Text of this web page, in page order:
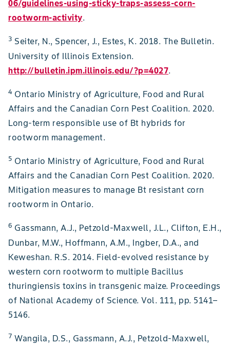
06/guidelines-using-sticky-traps-assess-corn-
rootworm-activity.
3 Seiter, N., Spencer, J., Estes, K. 2018. The Bulletin.
University of Illinois Extension.
http://bulletin.ipm.illinois.edu/?p=4027.
4Ontario Ministry of Agriculture, Food and Rural
Affairs and the Canadian Corn Pest Coalition. 2020.
Long-term responsible use of Bt hybrids for
rootworm management.
5 Ontario Ministry of Agriculture, Food and Rural
Affairs and the Canadian Corn Pest Coalition. 2020.
Mitigation measures to manage Bt resistant corn
rootworm in Ontario.
6 Gassmann, A.J., Petzold-Maxwell, J.L., Clifton, E.H.,
Dunbar, M.W., Hoffmann, A.M., Ingber, D.A., and
Keweshan. R.S. 2014. Field-evolved resistance by
western corn rootworm to multiple Bacillus
thuringiensis toxins in transgenic maize. Proceedings
of National Academy of Science. Vol. 111, pp. 5141–
5146.
7 Wangila, D.S., Gassmann, A.J., Petzold-Maxwell,